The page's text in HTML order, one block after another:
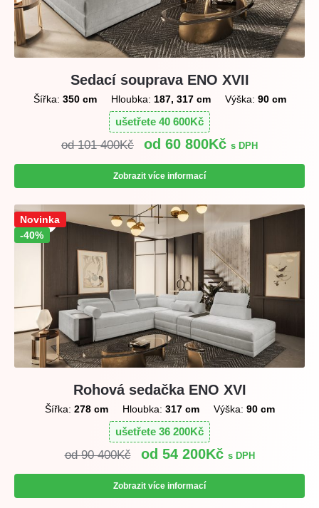
Sedací souprava ENO XVII
Šířka: 350 cm Hloubka: 187, 317 cm Výška: 90 cm
ušetřete 40 600Kč
101 400Kč 60 800Kč s DPH
Zobrazit více informací
Sleva!
-40%
Novinka
Rohová sedačka ENO XVI
Šířka: 278 cm Hloubka: 317 cm Výška: 90 cm
ušetřete 36 200Kč
90 400Kč 54 200Kč s DPH
Zobrazit více informací